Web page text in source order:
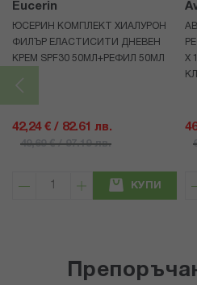
Eucerin
ЮСЕРИН КОМПЛЕКТ ХИАЛУРОН
ФИЛЪР ЕЛАСТИСИТИ ДНЕВЕН
КРЕМ SPF30 50МЛ+РЕФИЛ 50МЛ
42,24 € / 82.61 лв.
49,69 € / 97.19 лв.
КУПИ
Х